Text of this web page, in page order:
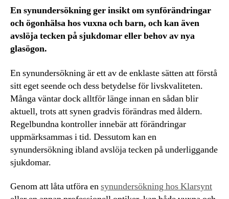
En synundersökning ger insikt om synförändringar
och ögonhälsa hos vuxna och barn, och kan även
avslöja tecken på sjukdomar eller behov av nya
glasögon.
En synundersökning är ett av de enklaste sätten att förstå
sitt eget seende och dess betydelse för livskvaliteten.
Många väntar dock alltför länge innan en sådan blir
aktuell, trots att synen gradvis förändras med åldern.
Regelbundna kontroller innebär att förändringar
uppmärksammas i tid. Dessutom kan en
synundersökning ibland avslöja tecken på underliggande
sjukdomar.
Genom att låta utföra ensynundersökning hos Klarsynt